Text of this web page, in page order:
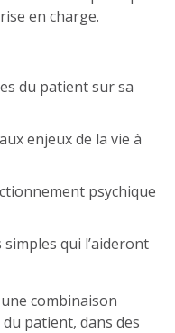
en charge.
du patient sur sa
enjeux de la vie à
psychique
qui l’aideront
combinaison
patient, dans des